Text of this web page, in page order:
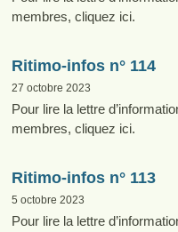
membres, cliquez ici.
Ritimo-infos n° 114
27 octobre 2023
Pour lire la lettre
membres, cliquez ici.
Ritimo-infos n° 113
5 octobre 2023
Pour lire la lettre